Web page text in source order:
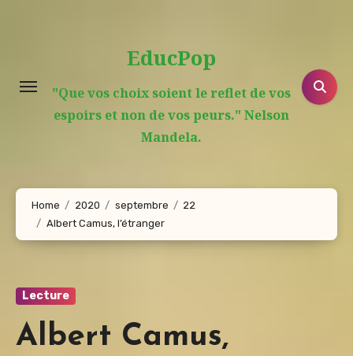
EducPop
"Que vos choix soient le reflet de vos
espoirs et non de vos peurs." Nelson
Mandela.
Home 2020 septembre
22
Albert Camus, l’étranger
Lecture
Albert Camus,